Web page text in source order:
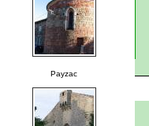
Payzac